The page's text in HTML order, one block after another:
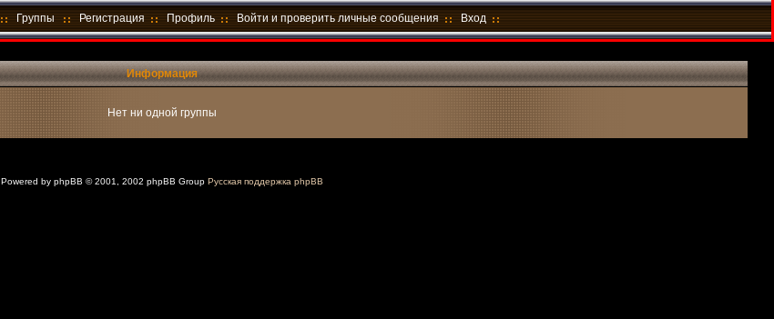
Группы Регистрация Профиль Войти и проверить личные сообщения Вход
Информация
Нет ни одной группы
Powered by phpBB © 2001, 2002 phpBB Group Русская поддержка phpBB